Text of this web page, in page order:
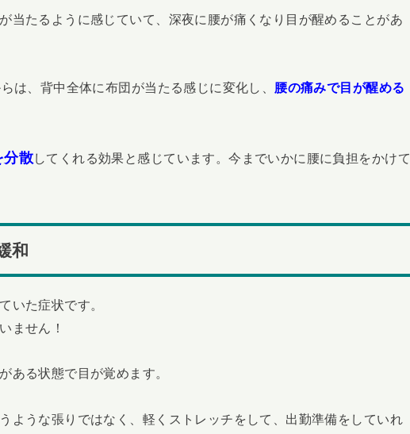
当たるように感じていて、深夜に腰が痛くなり目が醒めることがあ
は、背中全体に布団が当たる感じに変化し、 腰の痛みで目が醒める
分散してくれる効果と感じています。今までいかに腰に負担をかけて
和
いた症状です。
ません！
ある状態で目が覚めます。
ような張りではなく、軽くストレッチをして、出勤準備をしていれ